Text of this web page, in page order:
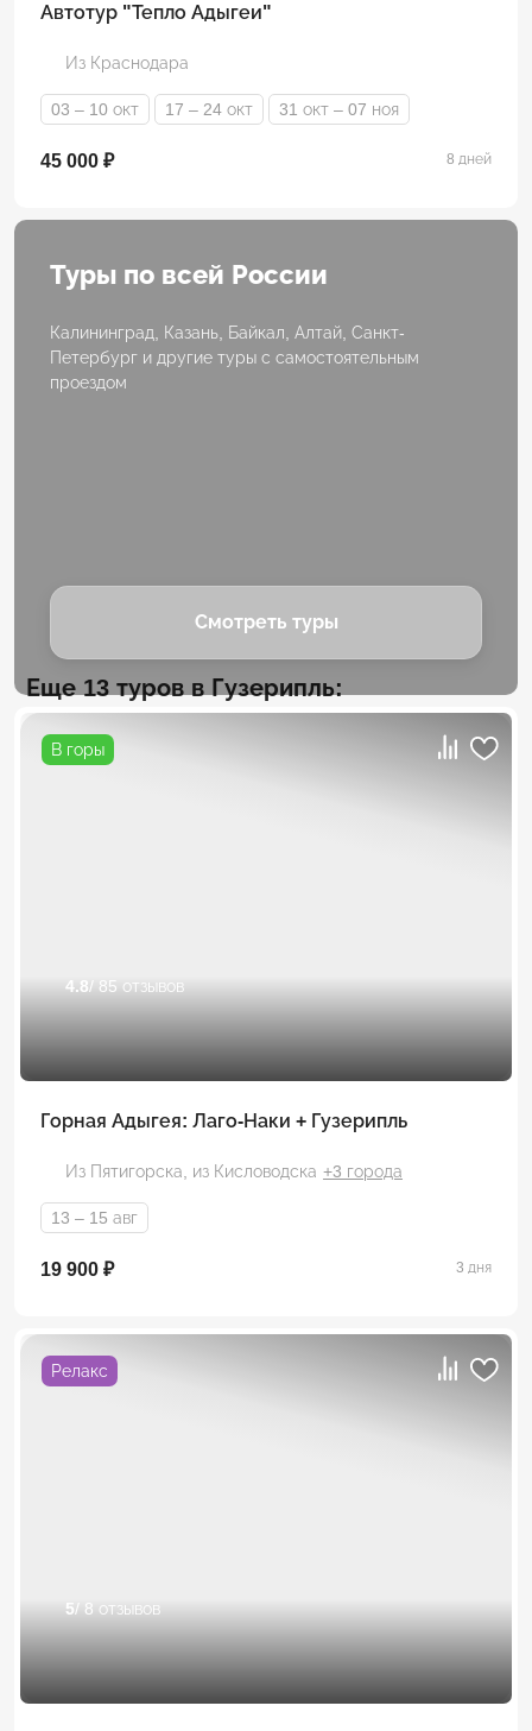
Автотур "Тепло Адыгеи"
Из Краснодара
03 – 10 окт 17 – 24 окт 31 окт – 07 ноя
45 000 ₽ 8 дней
Туры по всей России
Калининград, Казань, Байкал, Алтай, Санкт-
Петербург и другие туры с самостоятельным
проездом
Смотреть туры
Еще 13 туров в Гузерипль:
В горы
4.8/ 85 отзывов
Горная Адыгея: Лаго-Наки + Гузерипль
Из Пятигорска, из Кисловодска +3 города
13 – 15 авг
19 900 ₽ 3 дня
Релакс
5/ 8 отзывов